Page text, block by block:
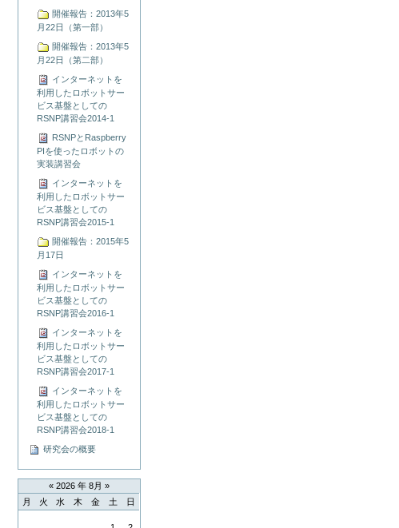
開催報告：2013年5
月22日（第一部）
開催報告：2013年5
月22日（第二部）
インターネットを
利用したロボットサー
ビス基盤としての
RSNP講習会2014-1
RSNPとRaspberry
PIを使ったロボットの
実装講習会
インターネットを
利用したロボットサー
ビス基盤としての
RSNP講習会2015-1
開催報告：2015年5
月17日
インターネットを
利用したロボットサー
ビス基盤としての
RSNP講習会2016-1
インターネットを
利用したロボットサー
ビス基盤としての
RSNP講習会2017-1
インターネットを
利用したロボットサー
ビス基盤としての
RSNP講習会2018-1
研究会の概要
« 2026 年 8月»
月 火 水 木 金 土 日